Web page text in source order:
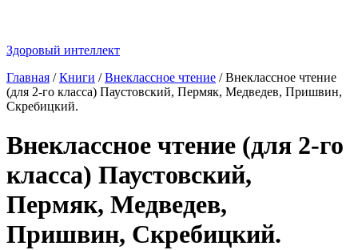
Здоровый интеллект
Главная /Книги /Внеклассное чтение / Внеклассное чтение
(для 2-го класса) Паустовский, Пермяк, Медведев, Пришвин,
Скребицкий.
Внеклассное чтение (для 2-го
класса) Паустовский,
Пермяк, Медведев,
Пришвин, Скребицкий.